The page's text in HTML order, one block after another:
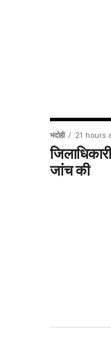
भदोही 21 hours
जांच की